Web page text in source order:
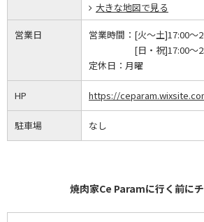
大きな地図で見る
営業日 営業時間： [火～土]17:00～
[日・祝]17:00～
定休日： 月曜
HP https://
駐車場 なし
焼肉家Ce Paramに行く前にチ